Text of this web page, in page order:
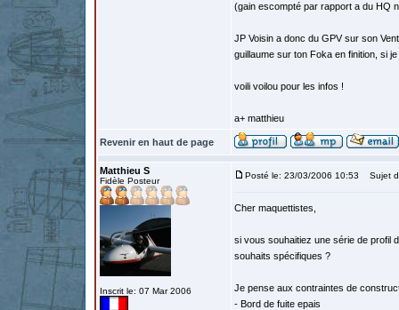
(gain escompté par rapport a du HQ
JP Voisin a donc du GPV sur son
guillaume sur ton Foka en finition, si
voili voilou pour les infos !
a+ matthieu
Revenir en haut de page
Matthieu S
Fidèle Posteur
Inscrit le: 07 Mar 2006
Posté le: 23/03/2006 10:53 Sujet
Cher maquettistes,
si vous souhaitiez une série de profil
souhaits spécifiques ?
Je pense aux contraintes de
- Bord de fuite epais